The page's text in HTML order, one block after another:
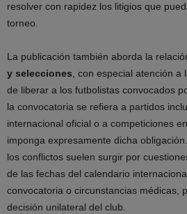
resolver con rapidez los litigios que
torneo.
La publicación también aborda la
y selecciones, con especial atención a
de liberar a los futbolistas convocados
la convocatoria se refiera a partidos
internacional oficial o a competiciones
imponga expresamente dicha
los conflictos suelen surgir por
de las fechas del calendario
convocatoria o circunstancias médicas,
decisión unilateral del club.